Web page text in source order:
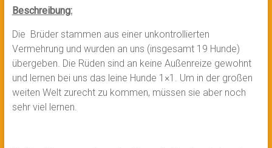
Beschreibung:
Die Brüder stammen aus einer unkontrollierten
Vermehrung und wurden an uns (insgesamt 19 Hunde)
übergeben. Die Rüden sind an keine Außenreize gewohnt
und lernen bei uns das leine Hunde 1×1. Um in der großen
weiten Welt zurecht zu kommen, müssen sie aber noch
sehr viel lernen.